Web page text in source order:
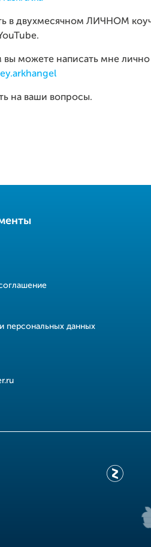
в двухмесячном ЛИЧНОМ
можете написать мне лично
на ваши вопросы.
персональных данных